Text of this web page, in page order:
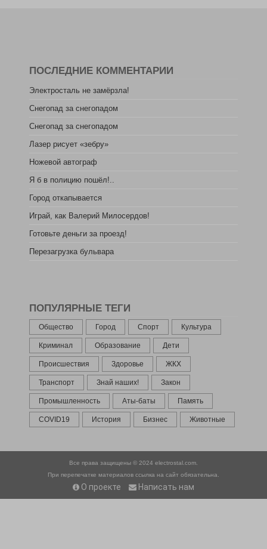
ПОСЛЕДНИЕ КОММЕНТАРИИ
Электросталь не замёрзла!
Снегопад за снегопадом
Снегопад за снегопадом
Лазер рисует «зебру»
Ножевой автограф
Я б в полицию пошёл!..
Город откапывается
Играй, как Валерий Милосердов!
Готовьте деньги за проезд!
Перезагрузка бульвара
ПОПУЛЯРНЫЕ ТЕГИ
Общество Город Спорт Культура
Криминал Образование Дети
Происшествия Здоровье ЖКХ
Транспорт Знай наших! Закон
Промышленность Аты-баты Память
COVID19 История Бизнес Животные
Все права защищены © 2024 electrostal.com.
При перепечатке материалов ссылка на сайт обязательна.
О проекте Написать нам